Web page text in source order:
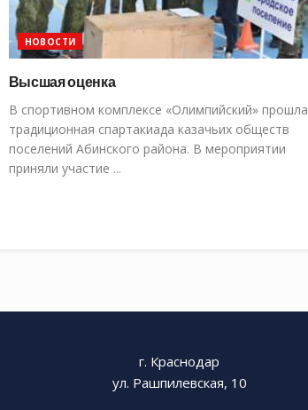
НОВОСТИ
Высшая оценка
В спортивном комплексе «Олимпийский» прошла
традиционная спартакиада казачьих обществ
поселений Абинского района. В мероприятии
приняли участие ...
г. Краснодар
ул. Рашпилевская, 10